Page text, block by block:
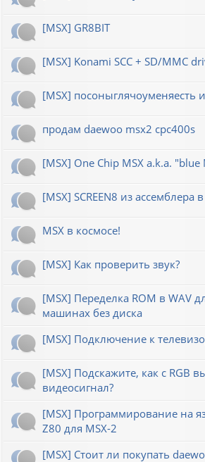
[MSX] GR8BIT
[MSX] Konami SCC + SD/MMC
[MSX] посоныглячоуменяесть
продам daewoo msx2 cpc400s
[MSX] One Chip MSX a.k.a. "blue
[MSX] SCREEN8 из ассемблера
MSX в космосе!
[MSX] Как проверить звук?
[MSX] Переделка ROM в WAV
машинах без диска
[MSX] Подключение к
[MSX] Подскажите, как с RGB
видеосигнал?
[MSX] Программирование на
Z80 для MSX-2
[MSX] Стоит ли покупать